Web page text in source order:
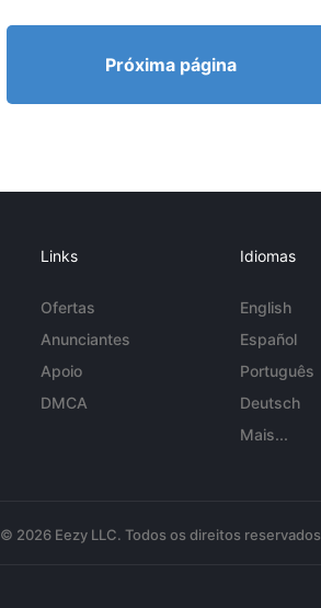
Próxima página
Links
Ofertas
Anunciantes
Apoio
DMCA
Idiomas
English
Español
Português
Deutsch
Mais...
© 2026 Eezy LLC. Todos os direitos reservados